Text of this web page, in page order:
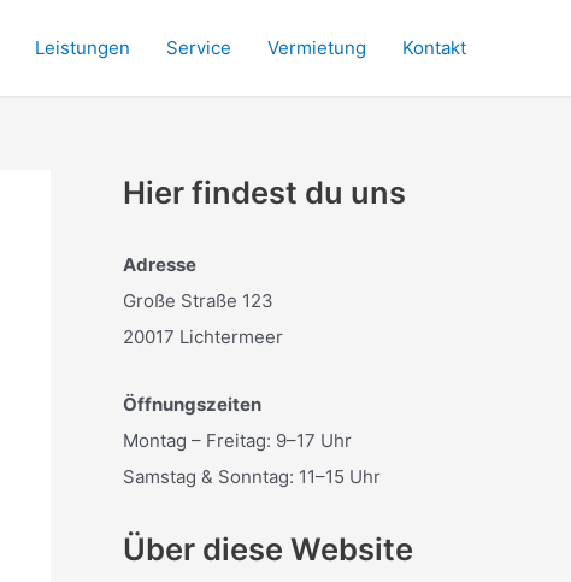
Leistungen Service Vermietung Kontakt
Hier findest du uns
Adresse
Große Straße 123
20017 Lichtermeer
Öffnungszeiten
Montag – Freitag: 9–17 Uhr
Samstag & Sonntag: 11–15 Uhr
Über diese Website